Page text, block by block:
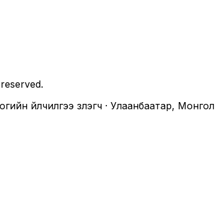
үйлчилгээ үзүүлэгч · Улаанбаатар, Монгол